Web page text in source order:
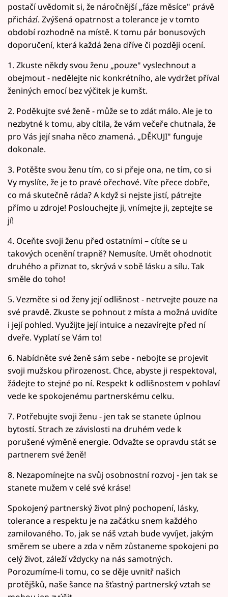
postačí uvědomit si, že náročnější „fáze měsíce" právě
přichází. Zvýšená opatrnost a tolerance je v tomto
období rozhodně na místě. K tomu pár bonusových
doporučení, která každá žena dříve či později ocení.
1. Zkuste někdy svou ženu „pouze" vyslechnout a
obejmout - nedělejte nic konkrétního, ale vydržet příval
ženiných emocí bez výčitek je kumšt.
2. Poděkujte své ženě - může se to zdát málo. Ale je to
nezbytné k tomu, aby cítila, že vám večeře chutnala, že
pro Vás její snaha něco znamená. „DĚKUJI" funguje
dokonale.
3. Potěšte svou ženu tím, co si přeje ona, ne tím, co si
Vy myslíte, že je to pravé ořechové. Víte přece dobře,
co má skutečně ráda? A když si nejste jistí, pátrejte
přímo u zdroje! Poslouchejte ji, vnímejte ji, zeptejte se
jí!
4. Oceňte svoji ženu před ostatními – cítíte se u
takových ocenění trapně? Nemusíte. Umět ohodnotit
druhého a přiznat to, skrývá v sobě lásku a sílu. Tak
směle do toho!
5. Vezměte si od ženy její odlišnost - netrvejte pouze na
své pravdě. Zkuste se pohnout z místa a možná uvidíte
i její pohled. Využijte její intuice a nezavírejte před ní
dveře. Vyplatí se Vám to!
6. Nabídněte své ženě sám sebe - nebojte se projevit
svoji mužskou přirozenost. Chce, abyste ji respektoval,
žádejte to stejné po ní. Respekt k odlišnostem v pohlaví
vede ke spokojenému partnerskému celku.
7. Potřebujte svoji ženu - jen tak se stanete úplnou
bytostí. Strach ze závislosti na druhém vede k
porušené výměně energie. Odvažte se opravdu stát se
partnerem své ženě!
8. Nezapomínejte na svůj osobnostní rozvoj - jen tak se
stanete mužem v celé své kráse!
Spokojený partnerský život plný pochopení, lásky,
tolerance a respektu je na začátku snem každého
zamilovaného. To, jak se náš vztah bude vyvíjet, jakým
směrem se ubere a zda v něm zůstaneme spokojeni po
celý život, záleží vždycky na nás samotných.
Porozumíme-li tomu, co se děje uvnitř našich
protějšků, naše šance na šťastný partnerský vztah se